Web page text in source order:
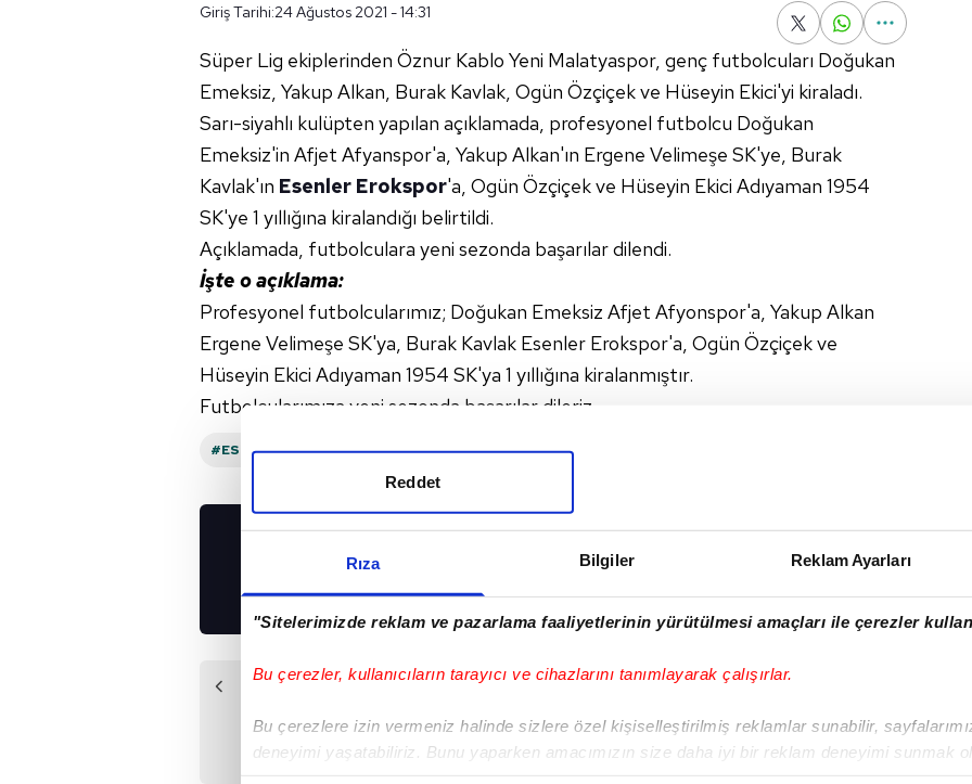
Rıza Bilgiler Reklam Ayarları
"Sitelerimizde reklam ve pazarlama faaliyetlerinin yürütülmesi amaçları ile çerezler
Bu çerezler, kullanıcıların tarayıcı ve cihazlarını tanımlayarak çalışırlar.
Bu çerezlere izin vermeniz halinde sizlere özel kişiselleştirilmiş reklamlar sunabilir,
deneyimi yaşatabiliriz. Bunu yaparken amacımızın size daha iyi bir reklam deneyimi sunmak
Reddet
Giriş Tarihi:24 Ağustos 2021 - 14:31
Süper Lig ekiplerinden Öznur Kablo Yeni Malatyaspor, genç futbolcuları Doğukan
Emeksiz, Yakup Alkan, Burak Kavlak, Ogün Özçiçek ve Hüseyin Ekici'yi kiraladı.
Sarı-siyahlı kulüpten yapılan açıklamada, profesyonel futbolcu Doğukan
Emeksiz'in Afjet Afyanspor'a, Yakup Alkan'ın Ergene Velimeşe SK'ye, Burak
Kavlak'ın Esenler Erokspor'a, Ogün Özçiçek ve Hüseyin Ekici Adıyaman 1954
SK'ye 1 yıllığına kiralandığı belirtildi.
Açıklamada, futbolculara yeni sezonda başarılar dilendi.
İşte o açıklama:
Profesyonel futbolcularımız; Doğukan Emeksiz Afjet Afyonspor'a, Yakup Alkan
Ergene Velimeşe SK'ya, Burak Kavlak Esenler Erokspor'a, Ogün Özçiçek ve
Hüseyin Ekici Adıyaman 1954 SK'ya 1 yıllığına kiralanmıştır.
Futbolcularımıza yeni sezonda başarılar dileriz.
#ESENLER EROKSPOR
UYGULAMALARIMIZI
Önceki Haber
ayrılmıştı! Resmi
Sonraki Haber
Malatyaspor maçı